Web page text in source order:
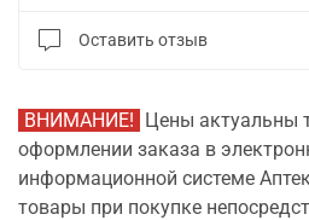
Оставить отзыв
ВНИМАНИЕ! Цены актуальны
оформлении заказа в
информационной системе
товары при покупке